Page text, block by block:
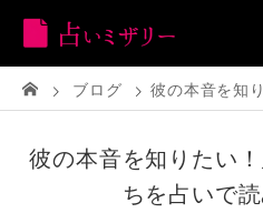
ブログ 彼の本音を知りたい！
彼の本音を知りたい
ちを占いで